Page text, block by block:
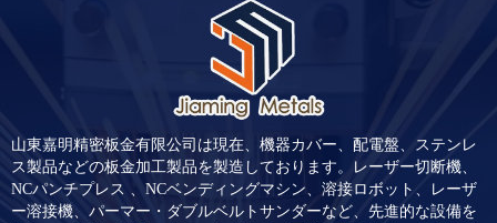
山東嘉明精密板金有限公司は現在、機器カバー、配電盤、ステンレ
ス製品などの板金加工製品を製造しております。レーザー切断機、
NCパンチプレス 、NCベンディングマシン、溶接ロボット、レーザ
ー溶接機、パーマー・ダブルベルトサンダーなど、先進的な設備を